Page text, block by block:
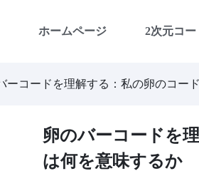
ホームページ 2次元コー
ーコードを理解する：私の卵のコー
卵のバーコードを
は何を意味するか